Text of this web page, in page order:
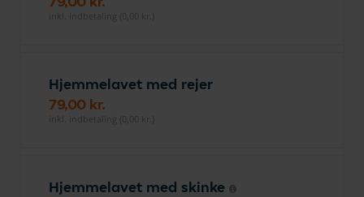
inkl. indbetaling (0,00 kr.)
Hjemmelavet med rejer
79,00 kr.
inkl. indbetaling (0,00 kr.)
Hjemmelavet med skinke